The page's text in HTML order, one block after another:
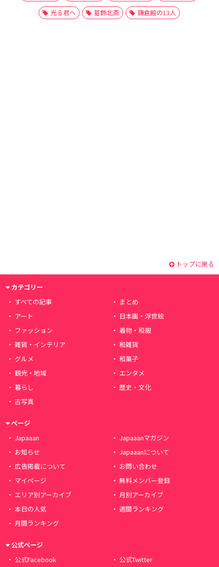
光る君へ
葛飾北斎 鎌倉殿の13人
トップに戻る
カテゴリー
すべての記事
まとめ
アート
日本画・浮世絵
ファッション
着物・和服
雑貨・インテリア
和雑貨
グルメ
和菓子
観光・地域
エンタメ
暮らし
歴史・文化
古写真
ページ
Japaaan
Japaaanマガジン
お知らせ
Japaaanについて
広告掲載について
お問い合わせ
マイページ
無料メンバー登録
エリア別アーカイブ
月別アーカイブ
本日の人気
週間ランキング
月間ランキング
公式ページ
公式Facebook
公式Twitter